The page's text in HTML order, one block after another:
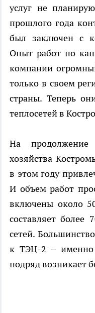
услуг не
прошлого года
был заключен с
Опыт работ по
компании
только в своем
страны. Теперь
теплосетей в
На продолжение
хозяйства
в этом году
И объем работ
включены около
составляет
сетей.
к ТЭЦ-2 – именно
подряд возникает